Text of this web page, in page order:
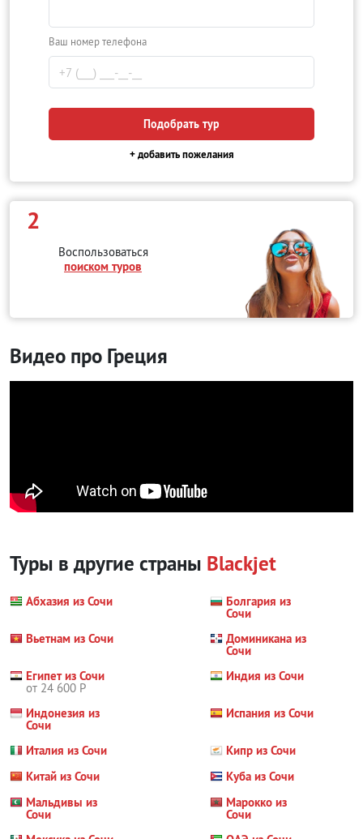
Ваш номер телефона
Подобрать тур
+ добавить пожелания
2
Воспользоваться
поиском туров
Видео про Греция
Туры в другие страны Blackjet
Абхазия из Сочи Болгария из
Сочи
Вьетнам из Сочи
Доминикана из
Сочи
Египет из Сочи
от 24 600 Р
Индия из Сочи
Индонезия из
Сочи
Испания из Сочи
Италия из Сочи
Кипр из Сочи
Китай из Сочи
Куба из Сочи
Мальдивы из
Сочи
Марокко из
Сочи